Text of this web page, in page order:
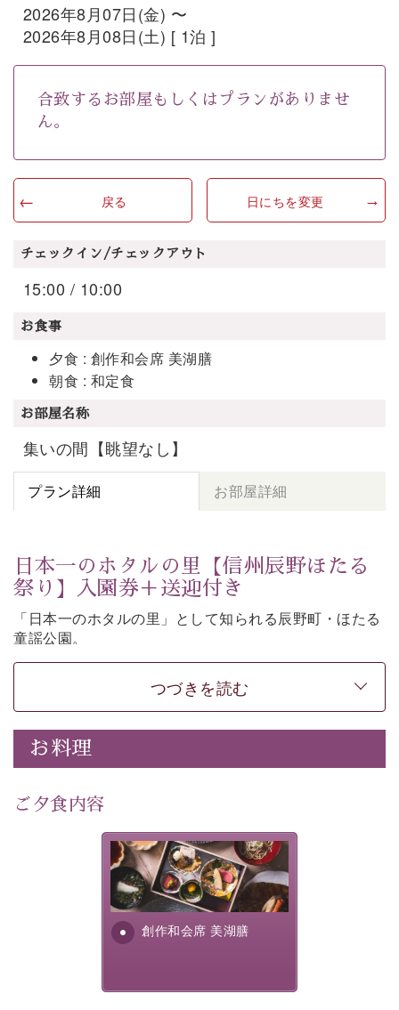
2026年8月07日(金) 〜
2026年8月08日(土) [ 1泊 ]
合致するお部屋もしくはプランがありませ
ん。
戻る 日にちを変更
チェックイン/チェックアウト
15:00 / 10:00
お食事
夕食 : 創作和会席 美湖膳
朝食 : 和定食
お部屋名称
集いの間【眺望なし】
プラン詳細 お部屋詳細
日本一のホタルの里【信州辰野ほたる
祭り】入園券＋送迎付き
「日本一のホタルの里」として知られる辰野町・ほたる
童謡公園。
そこで開催される【信州辰野ほたる祭り】への送迎と入
園券がついた期間限定プランをご用意いたしました。
ホタルが織りなす幻想的な光景。昨年は多い日で1日
4,000匹以上のホタルが観測されました。（出典・画
：辰野町）
自然豊かな信州ならではの風情をご体験ください。
宿泊期間:2026年6月13日～21日
【スケジュール】
17：30 ご夕食
19：10 お隣の「ホテル紅や」ロビー集合
19：20 出発（近隣旅館2か所を経由します）
20：00 ほたる童謡公園到着（60分間の自由時間）
21：45 「ホテル紅や」到着
つづきを読む
お料理
ご夕食内容
創作和会席 美湖膳
美湖膳とは諏訪の地で特別を
提供する為に料理長・神原 裕
明が考え出した創作和会席で
す。美しい諏訪湖の幸...